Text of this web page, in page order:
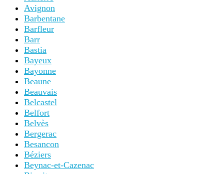
Avignon
Barbentane
Barfleur
Barr
Bastia
Bayeux
Bayonne
Beaune
Beauvais
Belcastel
Belfort
Belvès
Bergerac
Besancon
Béziers
Beynac-et-Cazenac